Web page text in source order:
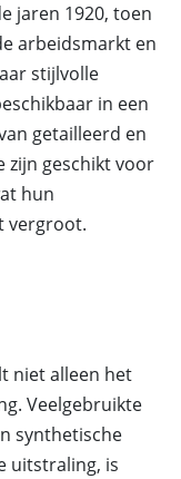
jaren 1920, toen
arbeidsmarkt en
stijlvolle
in een
getailleerd en
zijn geschikt voor
hun
vergroot.
niet alleen het
Veelgebruikte
synthetische
uitstraling, is